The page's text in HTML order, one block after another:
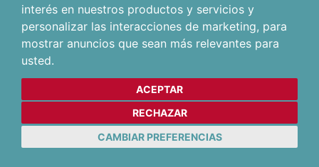
interés en nuestros productos y servicios y
personalizar las interacciones de marketing, para
mostrar anuncios que sean más relevantes para
usted.
ACEPTAR
RECHAZAR
CAMBIAR PREFERENCIAS